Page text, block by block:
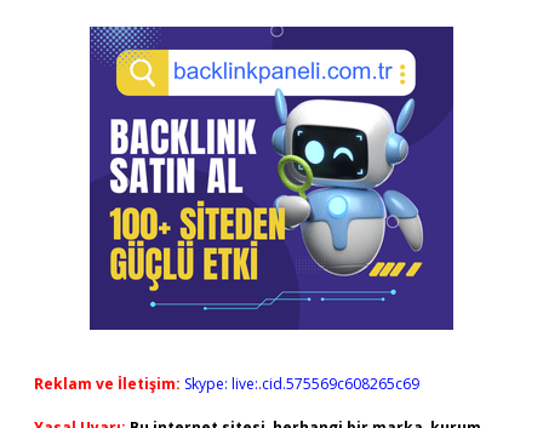
Reklam ve İletişim: Skype: live:.cid.575569c608265c69